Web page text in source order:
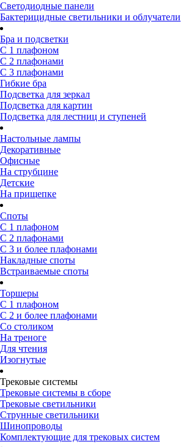
Светодиодные панели
Бактерицидные светильники и облучатели
Бра и подсветки
С 1 плафоном
С 2 плафонами
С 3 плафонами
Гибкие бра
Подсветка для зеркал
Подсветка для картин
Подсветка для лестниц и ступеней
Настольные лампы
Декоративные
Офисные
На струбцине
Детские
На прищепке
Споты
С 1 плафоном
С 2 плафонами
С 3 и более плафонами
Накладные споты
Встраиваемые споты
Торшеры
С 1 плафоном
С 2 и более плафонами
Со столиком
На треноге
Для чтения
Изогнутые
Трековые системы
Трековые системы в сборе
Трековые светильники
Струнные светильники
Шинопроводы
Комплектующие для трековых систем